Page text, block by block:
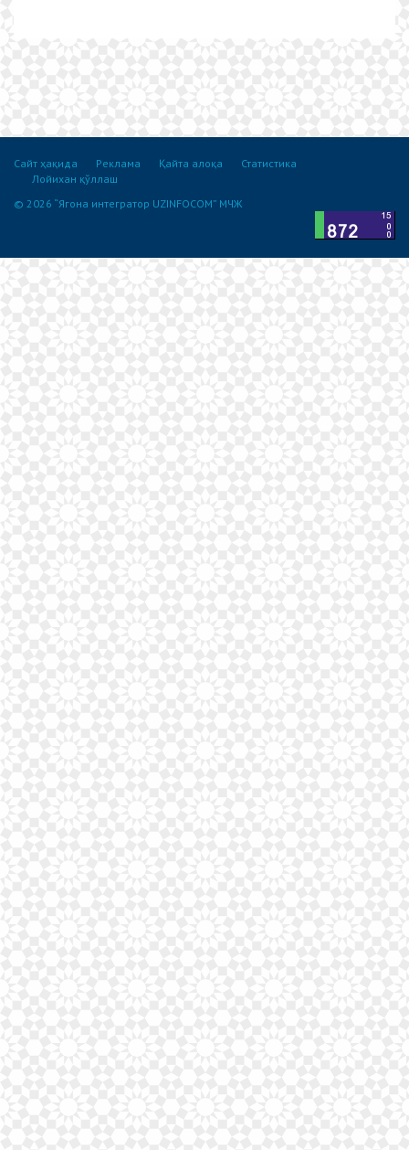
Сайт ҳақида Реклама Қайта алоқа
Статистика
Лойихан қўллаш
© 2026 “Ягона интегратор UZINFOCOM” МЧЖ